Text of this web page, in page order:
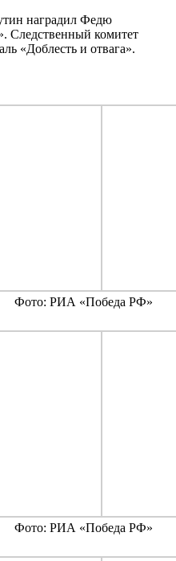
наградил Федю
Следственный комитет
«Доблесть и отвага».
Фото: РИА «Победа РФ»
Фото: РИА «Победа РФ»